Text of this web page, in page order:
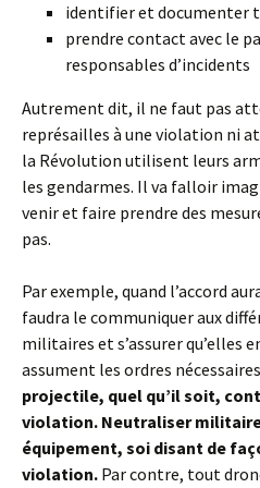
identifier et documenter
prendre contact avec le
responsables d’incidents
Autrement dit, il ne faut pas
représailles à une violation ni
la Révolution utilisent leurs
les gendarmes. Il va falloir
venir et faire prendre des
pas.
Par exemple, quand l’accord
faudra le communiquer aux
militaires et s’assurer qu’elles
assument les ordres
projectile, quel qu’il soit,
violation. Neutraliser
équipement, soi disant de
violation. Par contre, tout